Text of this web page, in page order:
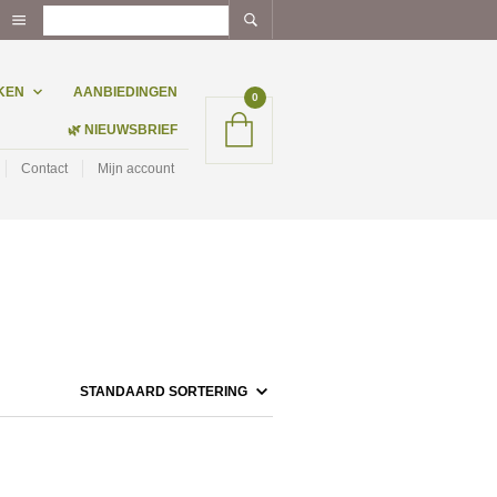
AANBIEDINGEN
🌿 NIEUWSBRIEF
Contact Mijn account
0